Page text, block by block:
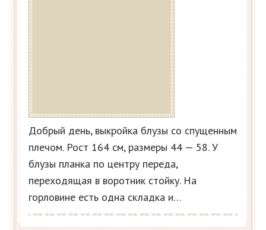
Добрый день, выкройка блузы со спущенным
плечом. Рост 164 см, размеры 44 — 58. У
блузы планка по центру переда,
переходящая в воротник стойку. На
горловине есть одна складка и…